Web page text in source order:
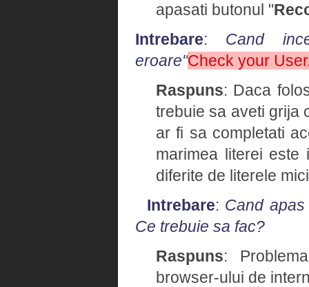
apasati butonul "
Intrebare: Cand
eroare"Check your
Raspuns: Daca
trebuie sa aveti grija
ar fi sa completati
marimea literei este
diferite de literele
Intrebare: Cand
Ce trebuie sa fac?
Raspuns:
browser-ului de